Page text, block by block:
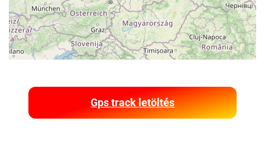
Gps track letöltés